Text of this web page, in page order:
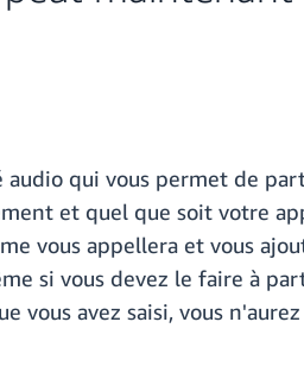
qui vous permet de
et quel que soit votre
vous appellera et vous
si vous devez le faire à
avez saisi, vous